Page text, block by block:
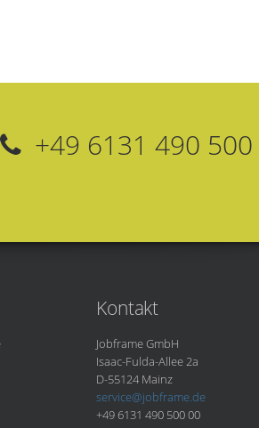
+49 6131 490
Kontakt
Jobframe GmbH
Isaac-Fulda-Allee 2a
D-55124 Mainz
service@jobframe.de
+49 6131 490 500 00